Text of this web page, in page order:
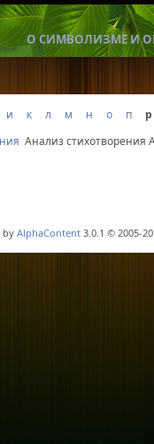
О СИМВОЛИЗМЕ И
и к л м н о п р
Анализ стихотворения
byAlphaContent 3.0.1 © 2005-